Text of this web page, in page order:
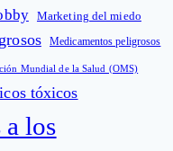
Marketing del miedo
Medicamentos peligrosos
Mundial de la Salud (OMS)
tóxicos
a los